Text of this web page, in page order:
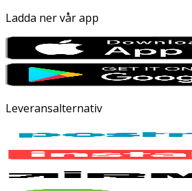
Ladda ner vår app
Leveransalternativ